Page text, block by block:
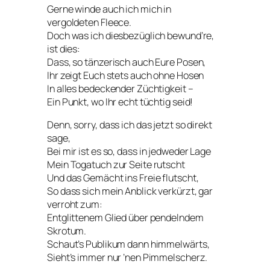
Gerne winde auch ich mich in
vergoldeten Fleece.
Doch was ich diesbezüglich bewund’re,
ist dies:
Dass, so tänzerisch auch Eure Posen,
Ihr zeigt Euch stets auch ohne Hosen
In alles bedeckender Züchtigkeit –
Ein Punkt, wo Ihr echt tüchtig seid!
Denn, sorry, dass ich das jetzt so direkt
sage,
Bei mir ist es so, dass in jedweder Lage
Mein Togatuch zur Seite rutscht
Und das Gemächt ins Freie flutscht,
So dass sich mein Anblick verkürzt, gar
verroht zum:
Entglittenem Glied über pendelndem
Skrotum.
Schaut’s Publikum dann himmelwärts,
Sieht’s immer nur ’nen Pimmelscherz.